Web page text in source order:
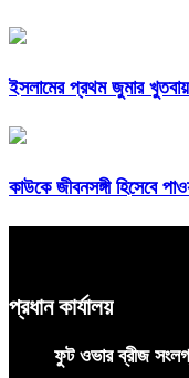
ইসলামের প্রথম জুমার খুতবায়
কাউকে জীবনসঙ্গী হিসেবে
প্রধান কার্যালয়
ফুট ওভার ব্রীজ